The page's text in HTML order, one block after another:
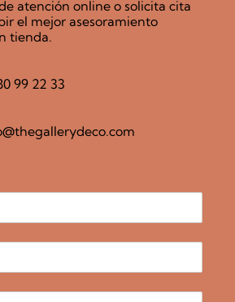
atención online o solicita cita
el mejor asesoramiento
tienda.
99 22 33